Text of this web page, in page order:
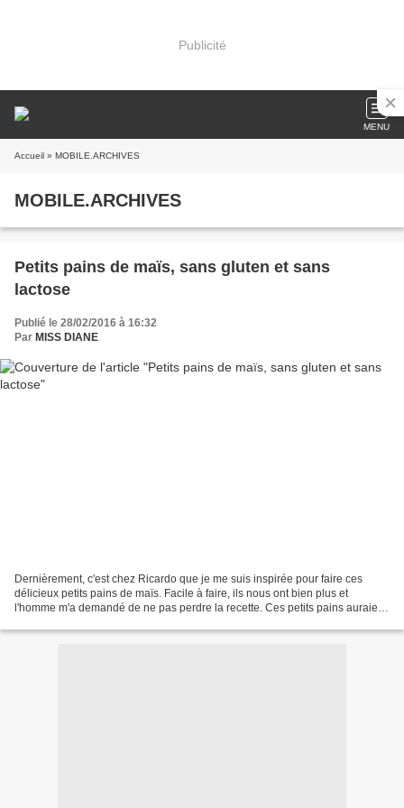
Publicité
MENU
Accueil » MOBILE.ARCHIVES
MOBILE.ARCHIVES
Petits pains de maïs, sans gluten et sans
lactose
Publié le 28/02/2016 à 16:32
Par MISS DIANE
Dernièrement, c'est chez Ricardo que je me suis inspirée pour faire ces
délicieux petits pains de maïs. Facile à faire, ils nous ont bien plus et
l'homme m'a demandé de ne pas perdre la recette. Ces petits pains auraient